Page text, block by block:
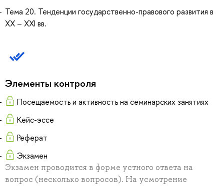
Тема 20. Тенденции государственно-правового развития в
XX – XXI вв.
Элементы контроля
Посещаемость и активность на семинарских занятиях
Кейс-эссе
Реферат
Экзамен
Экзамен проводится в форме устного ответа на
вопрос (несколько вопросов). На усмотрение